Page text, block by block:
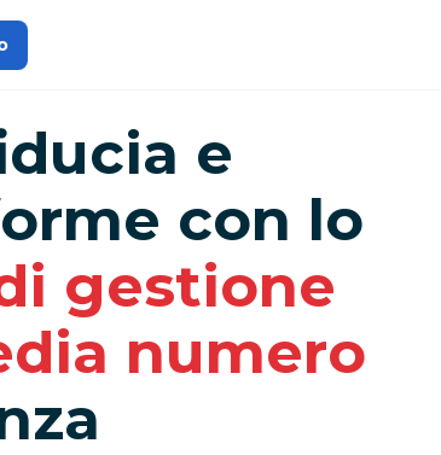
e
con lo
gestione
numero